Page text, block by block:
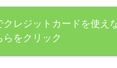
レジットカードを使え
らをクリック